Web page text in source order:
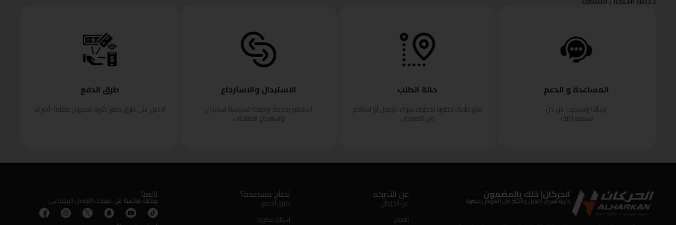
المساعدة و الدعم
إسألنا وسنجيب عن كل
استفساراتك.
حالة الطلب
تتبع طلبك خطوة بخطوة سواء توصيل أو استلام
من المعرض.
الاستبدال والاسترجاع
استمتع بخدمة واضحة لسياسة استبدال
واسترجاع المنتجات.
طرق الدفع
احصل على طرق دفع كثيرة لتسهيل عملية الشراء.
الحركان! خلك بالمضمون
تجربة تسوق أفضل والكثير من العروض حصرية. عن الشركة
عن الحركان
المتجر
تحتاج مساعدة؟
طرق الدفع
اسئلة متكررة
تابعنا
يمكنك متابعتنا على منصات التواصل الإجتماعى